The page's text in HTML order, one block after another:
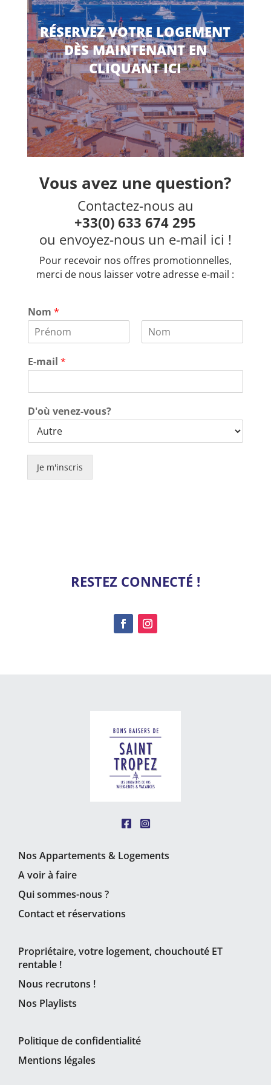
RÉSERVEZ VOTRE LOGEMENT
DÈS MAINTENANT EN
CLIQUANT ICI
Vous avez une question?
Contactez-nous au
+33(0) 633 674 295
ou envoyez-nous un e-mail ici !
Pour recevoir nos offres promotionnelles,
merci de nous laisser votre adresse e-mail :
Nom *
r
é
m
E-mail *
D'où venez-vous?
Je m'inscris
RESTEZ CONNECTÉ !
Nos Appartements & Logements
A voir à faire
Qui sommes-nous ?
Contact et réservations
Propriétaire, votre logement, chouchouté ET
rentable !
Nous recrutons !
Nos Playlists
Politique de confidentialité
Mentions légales